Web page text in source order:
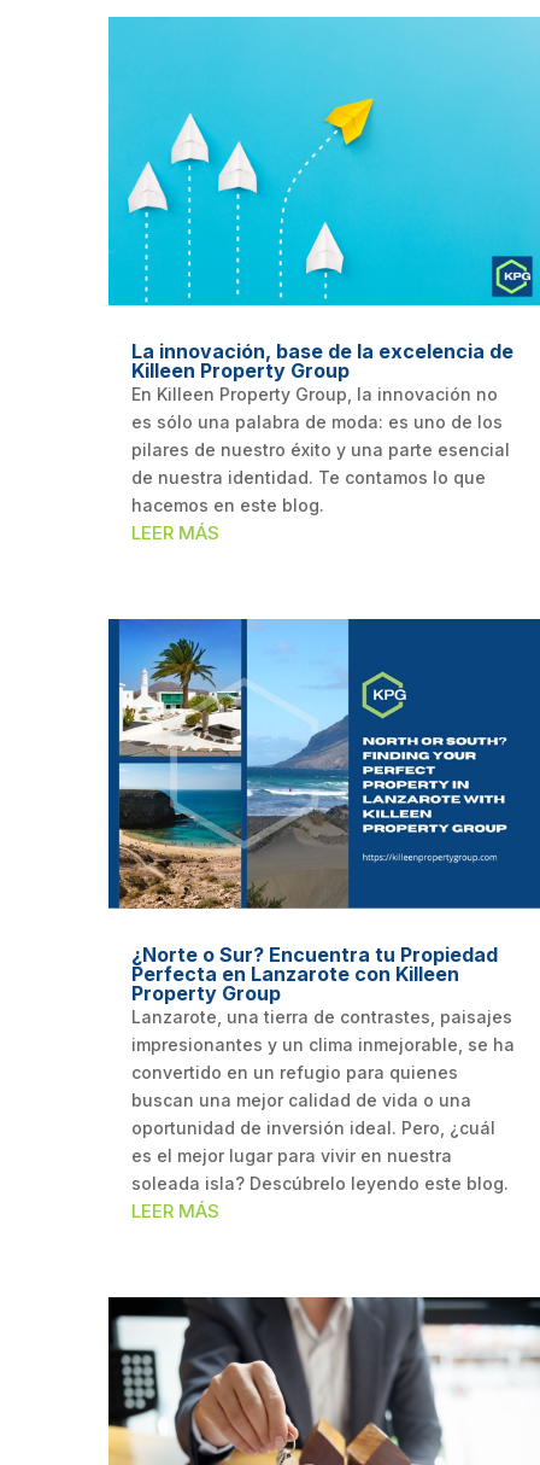
La innovación, base de la excelencia de
Killeen Property Group
En Killeen Property Group, la innovación no
es sólo una palabra de moda: es uno de los
pilares de nuestro éxito y una parte esencial
de nuestra identidad. Te contamos lo que
hacemos en este blog.
LEER MÁS
¿Norte o Sur? Encuentra tu Propiedad
Perfecta en Lanzarote con Killeen
Property Group
Lanzarote, una tierra de contrastes, paisajes
impresionantes y un clima inmejorable, se ha
convertido en un refugio para quienes
buscan una mejor calidad de vida o una
oportunidad de inversión ideal. Pero, ¿cuál
es el mejor lugar para vivir en nuestra
soleada isla? Descúbrelo leyendo este blog.
LEER MÁS